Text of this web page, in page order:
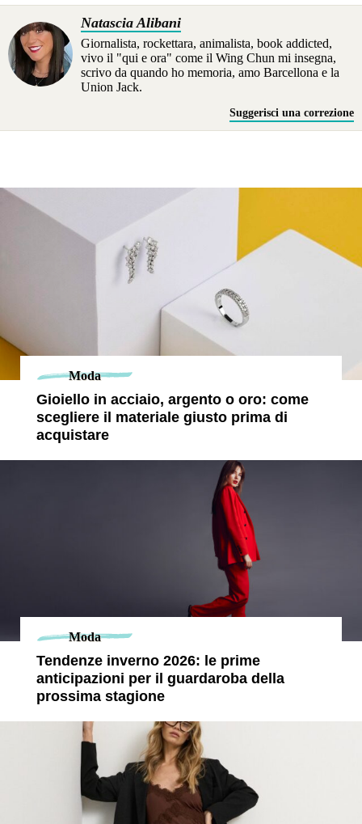
Natascia Alibani
Giornalista, rockettara, animalista, book addicted,
vivo il "qui e ora" come il Wing Chun mi insegna,
scrivo da quando ho memoria, amo Barcellona e la
Union Jack.
Suggerisci una correzione
Moda
Gioiello in acciaio, argento o oro: come
scegliere il materiale giusto prima di
acquistare
Moda
Tendenze inverno 2026: le prime
anticipazioni per il guardaroba della
prossima stagione